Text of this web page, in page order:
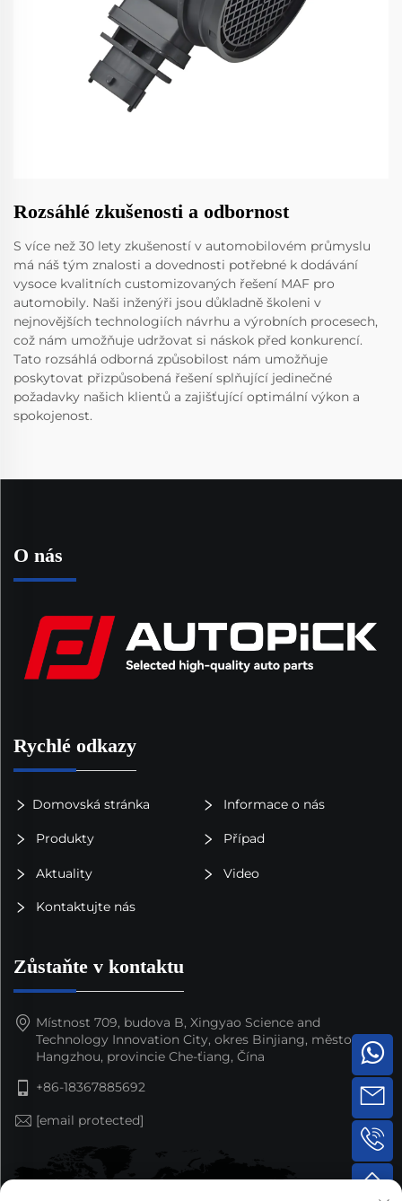
Rozsáhlé zkušenosti a odbornost
S více než 30 lety zkušeností v automobilovém průmyslu
má náš tým znalosti a dovednosti potřebné k dodávání
vysoce kvalitních customizovaných řešení MAF pro
automobily. Naši inženýři jsou důkladně školeni v
nejnovějších technologiích návrhu a výrobních procesech,
což nám umožňuje udržovat si náskok před konkurencí.
Tato rozsáhlá odborná způsobilost nám umožňuje
poskytovat přizpůsobená řešení splňující jedinečné
požadavky našich klientů a zajišťující optimální výkon a
spokojenost.
O nás
Rychlé odkazy
Domovská stránka Informace o nás
Produkty Případ
Aktuality Video
Kontaktujte nás
Zůstaňte v kontaktu
Místnost 709, budova B, Xingyao Science and
Technology Innovation City, okres Binjiang, město
Hangzhou, provincie Che-ťiang, Čína
+86-18367885692
[email protected]